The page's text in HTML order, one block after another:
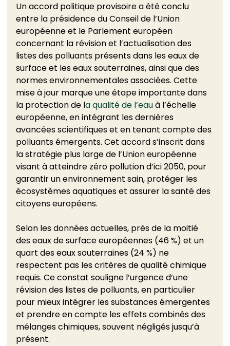
Un accord politique provisoire a été conclu
entre la présidence du Conseil de l’Union
européenne et le Parlement européen
concernant la révision et l’actualisation des
listes des polluants présents dans les eaux de
surface et les eaux souterraines, ainsi que des
normes environnementales associées. Cette
mise à jour marque une étape importante dans
la protection de la qualité de l’eau à l’échelle
européenne, en intégrant les dernières
avancées scientifiques et en tenant compte des
polluants émergents. Cet accord s’inscrit dans
la stratégie plus large de l’Union européenne
visant à atteindre zéro pollution d’ici 2050, pour
garantir un environnement sain, protéger les
écosystèmes aquatiques et assurer la santé des
citoyens européens.
Selon les données actuelles, près de la moitié
des eaux de surface européennes (46 %) et un
quart des eaux souterraines (24 %) ne
respectent pas les critères de qualité chimique
requis. Ce constat souligne l’urgence d’une
révision des listes de polluants, en particulier
pour mieux intégrer les substances émergentes
et prendre en compte les effets combinés des
mélanges chimiques, souvent négligés jusqu’à
présent.